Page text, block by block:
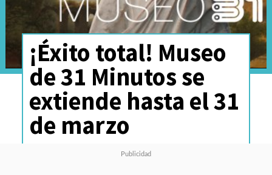
¡Éxito total! Museo
de 31 Minutos se
extiende hasta el 31
de marzo